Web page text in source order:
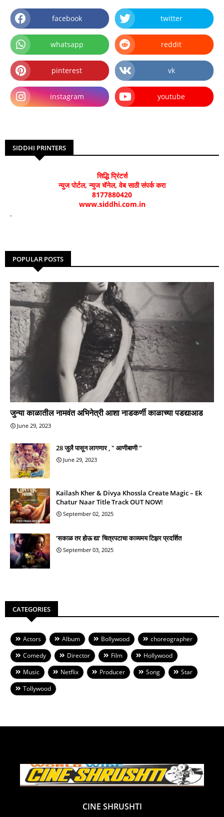
facebook twitter
whatsapp reddit
pinterest vk
instagram youtube
SIDDHI PRINTERS
सिद्धि प्रिंटर्स
न्युज पोर्टल, न्युज चॅनेल, वेब साठी संपर्क करा
8177880420
www.siddhi.com.in
.
POPULAR POSTS
जुन्या काळातील नामवंत अभिनेत्री आशा नाडकर्णी काळाच्या पडद्याआड
June 29, 2023
28 जुलै पासून लागणार , " आणीबाणी "
June 29, 2023
Kailash Kher & Divya Khossla Create Magic – Ek
Chatur Naar Title Track OUT NOW!
September 02, 2025
‘सकाळ तर होऊ द्या’ चित्रपटाचा काव्यमय टिझर प्रदर्शित
September 03, 2025
CATEGORIES
Actors Album Bollywood
choreographer
Comedy
Director Film
Hollywood
Music
Netflix Producer Song
Star
Tollywood
CINE SHRUSHTI